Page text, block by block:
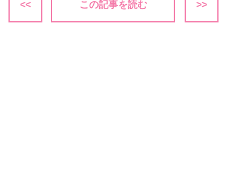
<< この記事を読む >>